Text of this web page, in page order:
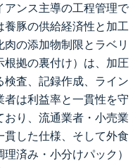
ンス主導の工程管理で
養豚の供給経済性と加工
の添加物制限とラベリ
根拠の裏付け）は、加圧
査、記録作成、ライン
は利益率と一貫性を守
おり、流通業者・小売業
した仕様、そして外食
済み・小分けパック）